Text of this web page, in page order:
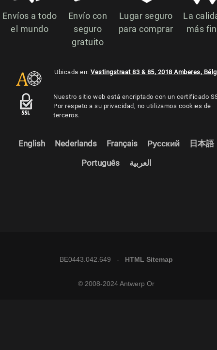
Envíos a todo
el mundo
Envío con
seguro
gratuito
Lugar seguro
para comprar
La
más
Ubicada en: Vestingstraat 83 & 85, 2018 Amberes,
Nuestro sitio web está encriptado con un certificado
Por respeto a su privacidad, no utilizamos cookies de
terceros.
English Nederlands Français Русский 日本語
Português العربية
BE0443.042.649 - HTML Sitemap
© 2008-2024 Antwerp Or